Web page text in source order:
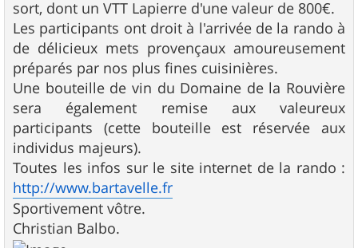
sort, dont un VTT Lapierre d'une valeur de 800€.
Les participants ont droit à l'arrivée de la rando à
de délicieux mets provençaux amoureusement
préparés par nos plus fines cuisinières.
Une bouteille de vin du Domaine de la Rouvière
sera également remise aux valeureux
participants (cette bouteille est réservée aux
individus majeurs).
Toutes les infos sur le site internet de la rando :
http://www.bartavelle.fr
Sportivement vôtre.
Christian Balbo.